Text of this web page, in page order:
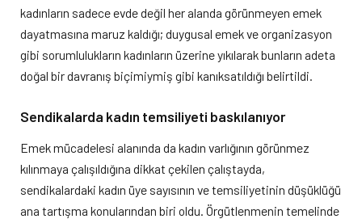
kadınların sadece evde değil her alanda görünmeyen emek
dayatmasına maruz kaldığı; duygusal emek ve organizasyon
gibi sorumlulukların kadınların üzerine yıkılarak bunların adeta
doğal bir davranış biçimiymiş gibi kanıksatıldığı belirtildi.
Sendikalarda kadın temsiliyeti baskılanıyor
Emek mücadelesi alanında da kadın varlığının görünmez
kılınmaya çalışıldığına dikkat çekilen çalıştayda,
sendikalardaki kadın üye sayısının ve temsiliyetinin düşüklüğü
ana tartışma konularından biri oldu. Örgütlenmenin temelinde